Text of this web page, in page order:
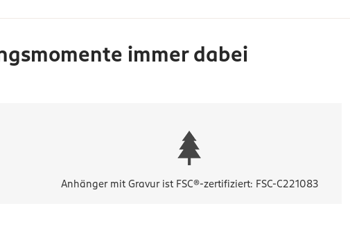
immer dabei
Anhänger mit Gravur ist FSC®-zertifiziert: FSC-C221083